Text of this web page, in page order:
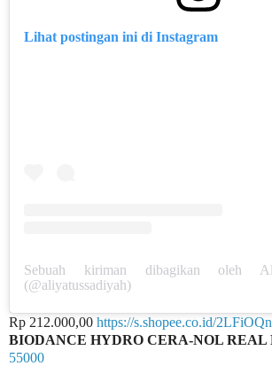
Lihat postingan ini di Instagram
Sebuah kiriman dibagikan oleh
(@aliyatussadiyah)
Rp 212.000,00 https://s.shopee.co.id/
BIODANCE HYDRO CERA-NOL REAL
55000